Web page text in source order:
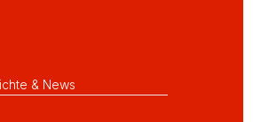
& News